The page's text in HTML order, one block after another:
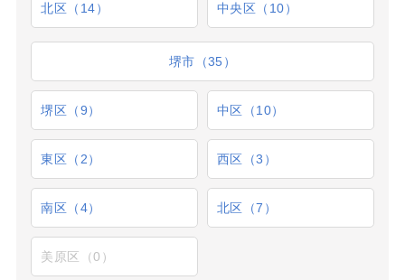
北区（14） 中央区（10）
堺市（35）
堺区（9） 中区（10）
東区（2） 西区（3）
南区（4） 北区（7）
美原区（0）